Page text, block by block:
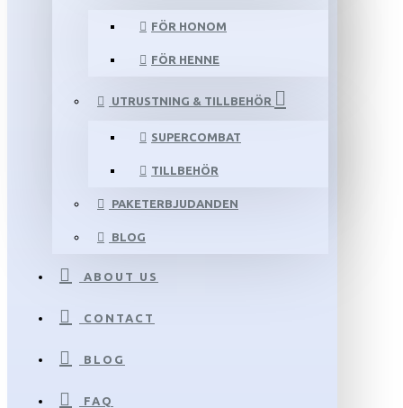
FÖR HONOM
FÖR HENNE
UTRUSTNING & TILLBEHÖR
SUPERCOMBAT
TILLBEHÖR
PAKETERBJUDANDEN
BLOG
ABOUT US
CONTACT
BLOG
FAQ